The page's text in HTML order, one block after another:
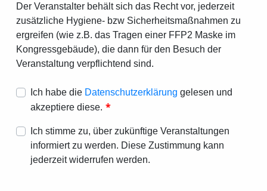
Der Veranstalter behält sich das Recht vor, jederzeit
zusätzliche Hygiene- bzw Sicherheitsmaßnahmen zu
ergreifen (wie z.B. das Tragen einer FFP2 Maske im
Kongressgebäude), die dann für den Besuch der
Veranstaltung verpflichtend sind.
Ich habe die Datenschutzerklärung gelesen und
akzeptiere diese. *
Ich stimme zu, über zukünftige Veranstaltungen
informiert zu werden. Diese Zustimmung kann
jederzeit widerrufen werden.